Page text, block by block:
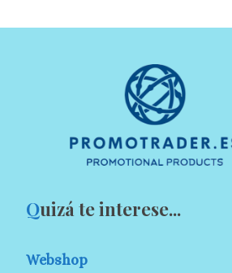
Quizá te interese...
Webshop